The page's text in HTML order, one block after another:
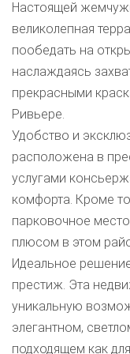
Настоящей
великолепная
пообедать на
наслаждаясь
прекрасными
Ривьере.
Удобство и
расположена в
услугами
комфорта. Кроме
парковочное
плюсом в этом
Идеальное
престиж. Эта
уникальную
элегантном,
подходящем как